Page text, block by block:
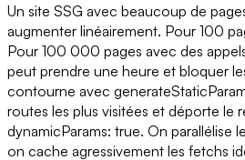
Un site SSG avec beaucoup de
augmenter linéairement. Pour 100
Pour 100 000 pages avec des
peut prendre une heure et bloquer
contourne avec
routes les plus visitées et déporte le
dynamicParams: true. On parallélise
on cache agressivement les fetchs